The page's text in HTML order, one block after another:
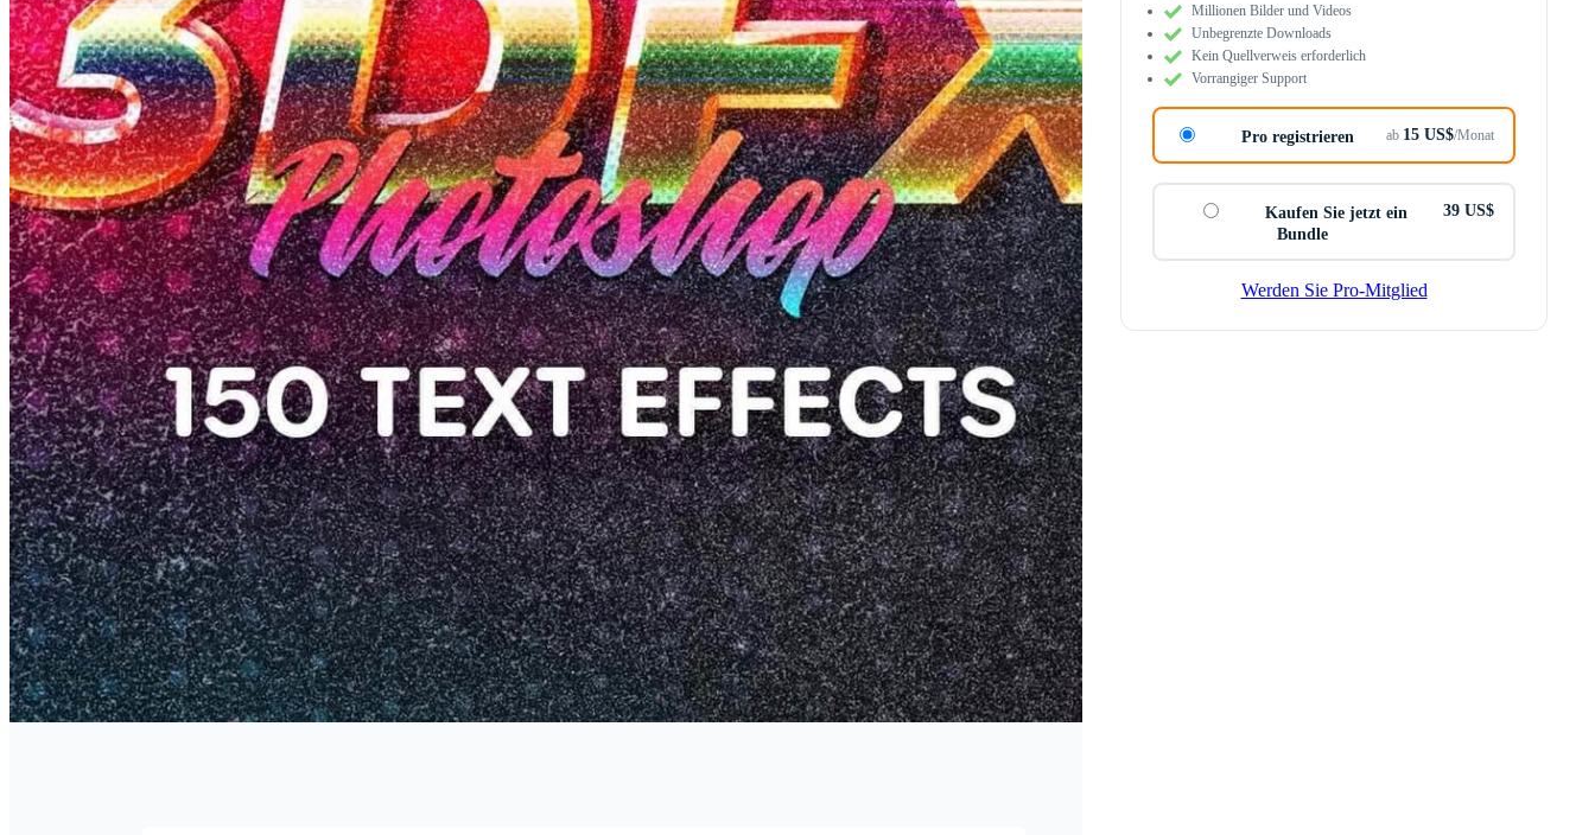
Millionen Bilder und Videos
Unbegrenzte Downloads
Kein Quellverweis erforderlich
Vorrangiger Support
Pro registrieren ab 15 US$/Monat
Kaufen Sie jetzt ein
Bundle
39 US$
Werden Sie Pro-Mitglied